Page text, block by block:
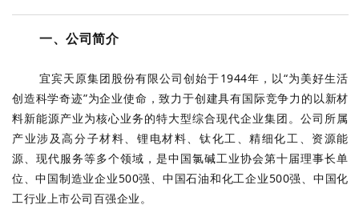
一、公司简介
宜宾天原集团股份有限公司创始于1944年，以“为美好生活
创造科学奇迹”为企业使命，致力于创建具有国际竞争力的以新材
料新能源产业为核心业务的特大型综合现代企业集团。公司所属
产业涉及高分子材料、锂电材料、钛化工、精细化工、资源能
源、现代服务等多个领域，是中国氯碱工业协会第十届理事长单
位、中国制造业企业500强、中国石油和化工企业500强、中国化
工行业上市公司百强企业。